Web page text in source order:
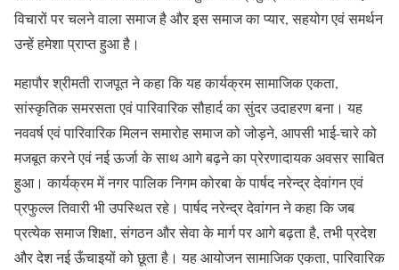
विचारों पर चलने वाला समाज है और इस समाज का प्यार, सहयोग एवं समर्थन
उन्हें हमेशा प्राप्त हुआ है।
महापौर श्रीमती राजपूत ने कहा कि यह कार्यक्रम सामाजिक एकता,
सांस्कृतिक समरसता एवं पारिवारिक सौहार्द का सुंदर उदाहरण बना। यह
नववर्ष एवं पारिवारिक मिलन समारोह समाज को जोड़ने, आपसी भाई-चारे को
मजबूत करने एवं नई ऊर्जा के साथ आगे बढ़ने का प्रेरणादायक अवसर साबित
हुआ। कार्यक्रम में नगर पालिक निगम कोरबा के पार्षद नरेन्द्र देवांगन एवं
प्रफुल्ल तिवारी भी उपस्थित रहे। पार्षद नरेन्द्र देवांगन ने कहा कि जब
प्रत्येक समाज शिक्षा, संगठन और सेवा के मार्ग पर आगे बढ़ता है, तभी प्रदेश
और देश नई ऊँचाइयों को छूता है। यह आयोजन सामाजिक एकता, पारिवारिक